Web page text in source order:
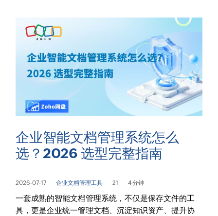
企业智能文档管理系统怎么
选？2026 选型完整指南
2026-07-17 企业文档管理工具 21 4 分钟
一套成熟的智能文档管理系统，不仅是保存文件的工
具，更是企业统一管理文档、沉淀知识资产、提升协